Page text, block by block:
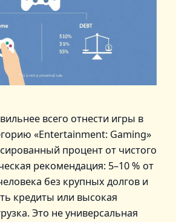
всего отнести игры в
«Entertainment: Gaming»
процент от чистого
рекомендация: 5–10 % от
без крупных долгов и
кредиты или высокая
Это не универсальная